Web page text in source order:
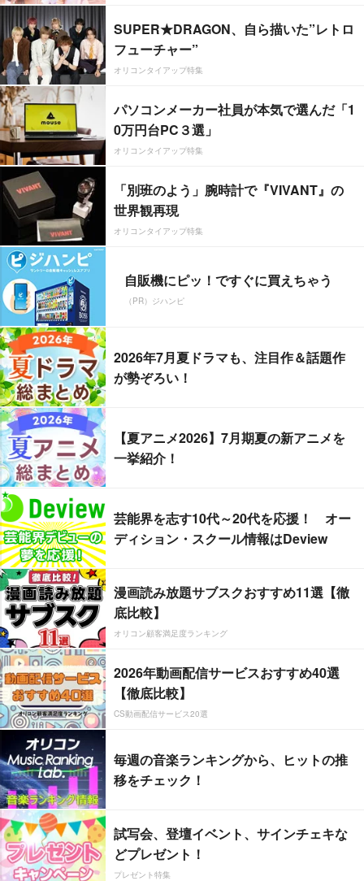
SUPER★DRAGON、自ら描いた”レトロ
フューチャー”
オリコンタイアップ特集
パソコンメーカー社員が本気で選んだ「1
0万円台PC３選」
オリコンタイアップ特集
「別班のよう」腕時計で『VIVANT』の
世界観再現
オリコンタイアップ特集
自販機にピッ！ですぐに買えちゃう
（PR）ジハンピ
2026年7月夏ドラマも、注目作＆話題作
が勢ぞろい！
【夏アニメ2026】7月期夏の新アニメを
一挙紹介！
芸能界を志す10代～20代を応援！ オー
ディション・スクール情報はDeview
漫画読み放題サブスクおすすめ11選【徹
底比較】
オリコン顧客満足度ランキング
2026年動画配信サービスおすすめ40選
【徹底比較】
CS動画配信サービス20選
毎週の音楽ランキングから、ヒットの推
移をチェック！
試写会、登壇イベント、サインチェキな
どプレゼント！
プレゼント特集